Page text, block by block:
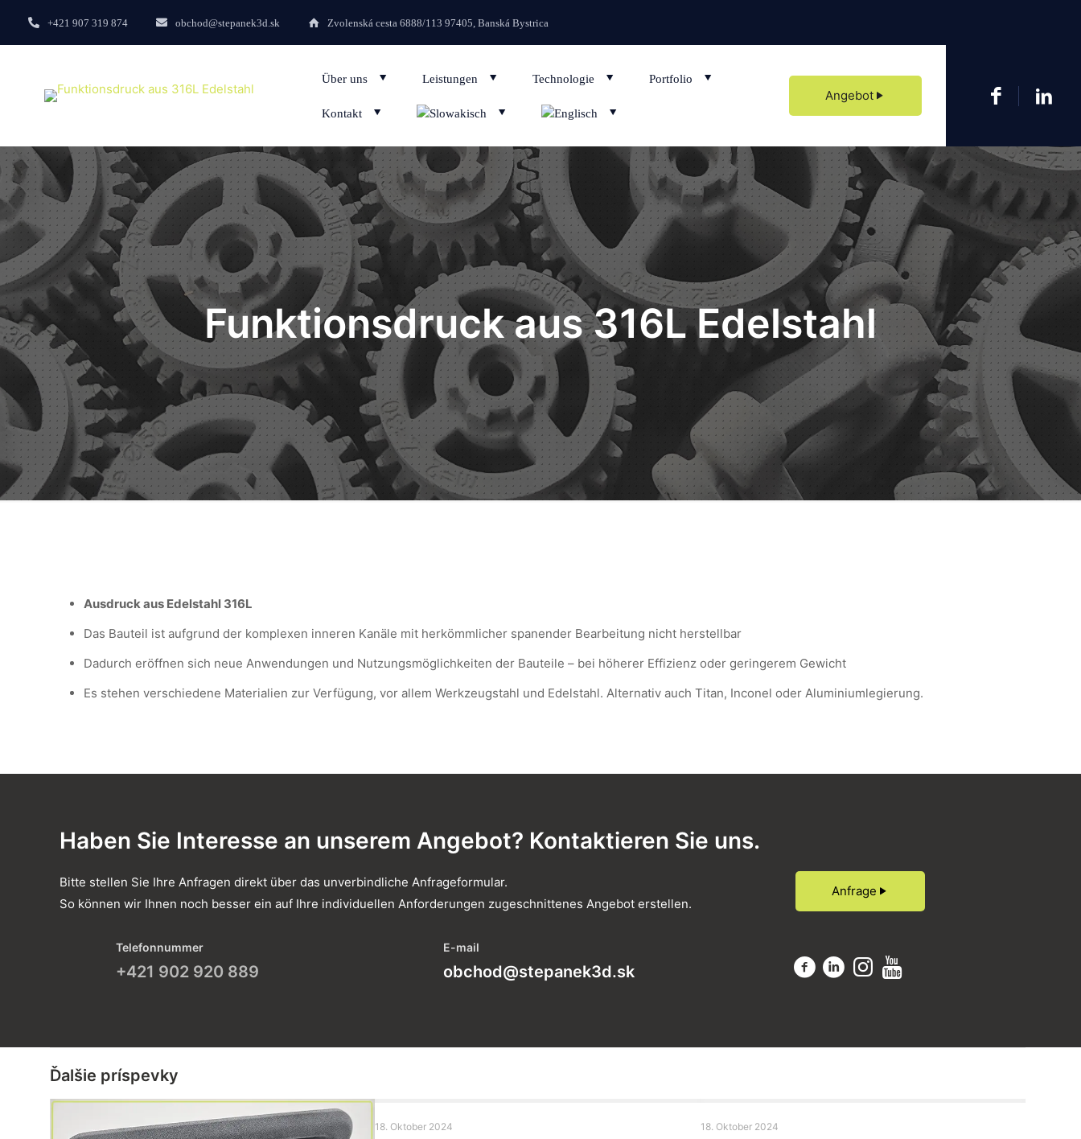
+421 907 319 874 obchod@stepanek3d.sk Zvolenská cesta 6888/113 97405, Banská Bystrica
Über uns Leistungen Technologie Portfolio
Kontakt
Angebot
Funktionsdruck aus 316L Edelstahl
Ausdruck aus Edelstahl 316L
Das Bauteil ist aufgrund der komplexen inneren Kanäle mit herkömmlicher spanender Bearbeitung nicht herstellbar
Dadurch eröffnen sich neue Anwendungen und Nutzungsmöglichkeiten der Bauteile – bei höherer Effizienz oder geringerem Gewicht
Es stehen verschiedene Materialien zur Verfügung, vor allem Werkzeugstahl und Edelstahl. Alternativ auch Titan, Inconel oder Aluminiumlegierung.
Haben Sie Interesse an unserem Angebot? Kontaktieren Sie uns.
Bitte stellen Sie Ihre Anfragen direkt über das unverbindliche Anfrageformular.
So können wir Ihnen noch besser ein auf Ihre individuellen Anforderungen zugeschnittenes Angebot erstellen.
Anfrage
Telefonnummer
+421 902 920 889
E-mail
obchod@stepanek3d.sk
Ďalšie príspevky
18. Oktober 2024 18. Oktober 2024